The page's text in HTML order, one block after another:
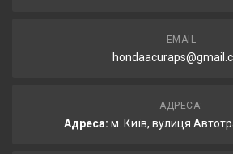
EMAIL
АДРЕСА:
Адреса: м. Київ, вулиця